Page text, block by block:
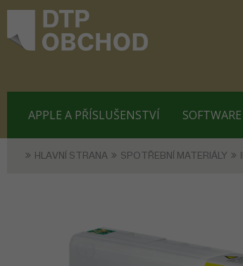
APPLE A PŘÍSLUŠENSTVÍ SOFTWARE
HLAVNÍ STRANA SPOTŘEBNÍ MATERIÁLY